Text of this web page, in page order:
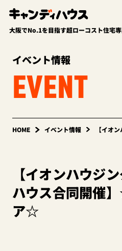
大阪でNo.1を目指す超ローコスト住宅
イベント情報
EVENT
HOME イベント情報 【イオ
【イオンハウジ
ハウス合同開催
ア☆